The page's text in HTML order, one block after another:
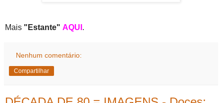
Mais "Estante" AQUI .
Nenhum comentário:
Compartilhar